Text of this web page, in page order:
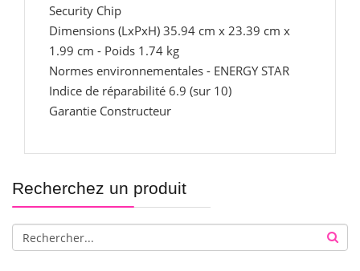
Security Chip
Dimensions (LxPxH) 35.94 cm x 23.39 cm x
1.99 cm - Poids 1.74 kg
Normes environnementales - ENERGY STAR
Indice de réparabilité 6.9 (sur 10)
Garantie Constructeur
Recherchez un produit